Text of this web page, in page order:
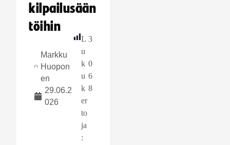
kilpailusään
töihin
Markku
Huopon
en
29.06.2
026
L
u
k
u
k
er
to
ja
:
3
0
6
8